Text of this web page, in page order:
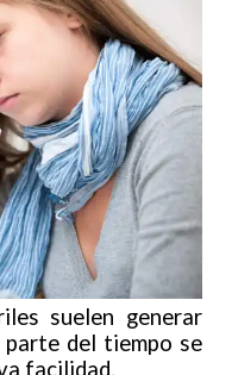
suelen generar
del tiempo se
facilidad.